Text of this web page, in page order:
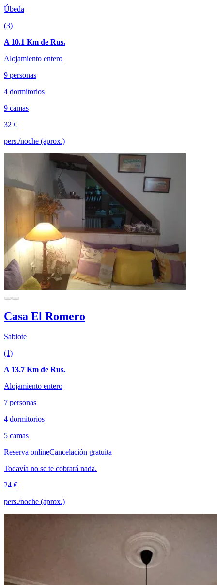
Úbeda
(3)
A 10.1 Km de Rus.
Alojamiento entero
9 personas
4 dormitorios
9 camas
32 €
pers./noche (aprox.)
Casa El Romero
Sabiote
(1)
A 13.7 Km de Rus.
Alojamiento entero
7 personas
4 dormitorios
5 camas
Reserva onlineCancelación gratuita
Todavía no se te cobrará nada.
24 €
pers./noche (aprox.)